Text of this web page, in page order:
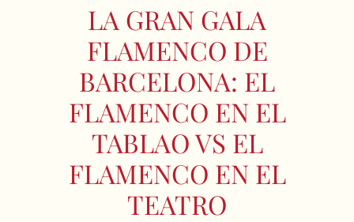
LA GRAN GALA
FLAMENCO DE
BARCELONA: EL
FLAMENCO EN EL
TABLAO VS EL
FLAMENCO EN EL
TEATRO